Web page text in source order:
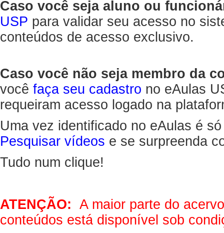
Caso você seja aluno ou
USP para validar seu acesso no
conteúdos de acesso exclusivo.
Caso você não seja membro da
você faça seu cadastro no eAulas
requeiram acesso logado na
Uma vez identificado no eAulas é
Pesquisar vídeos e se surpreenda
Tudo num clique!
ATENÇÃO: A maior parte do
conteúdos está disponível sob